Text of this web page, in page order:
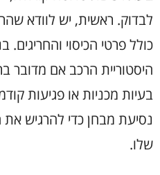
לבדוק. ראשית, יש לוודא
כולל פרטי הכיסוי
היסטוריית הרכב אם מדובר
בעיות מכניות או פגיעות
נסיעת מבחן כדי להרגיש
שלו.